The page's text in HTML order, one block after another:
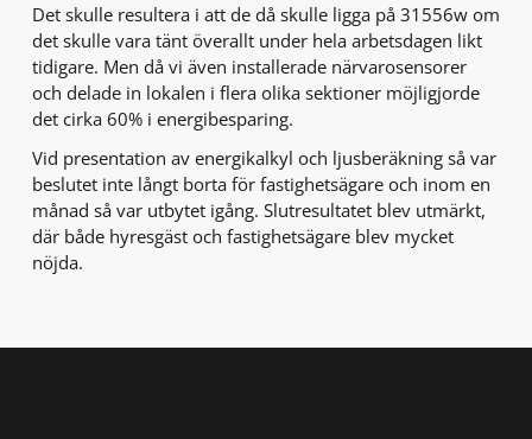
Det skulle resultera i att de då skulle ligga på 31556w om
det skulle vara tänt överallt under hela arbetsdagen likt
tidigare. Men då vi även installerade närvarosensorer
och delade in lokalen i flera olika sektioner möjligjorde
det cirka 60% i energibesparing.
Vid presentation av energikalkyl och ljusberäkning så var
beslutet inte långt borta för fastighetsägare och inom en
månad så var utbytet igång. Slutresultatet blev utmärkt,
där både hyresgäst och fastighetsägare blev mycket
nöjda.